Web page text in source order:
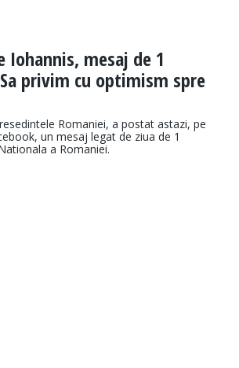
Iohannis, mesaj de 1
privim cu optimism spre
Romaniei, a postat astazi, pe
un mesaj legat de ziua de 1
a Romaniei.